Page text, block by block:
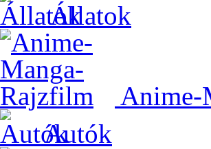
Állatok
Anime-
Autók